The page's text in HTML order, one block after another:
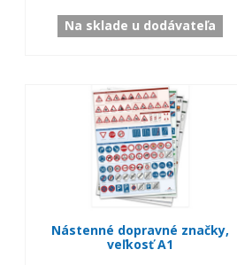
Na sklade u dodávateľa
Nástenné dopravné značky,
veľkosť A1